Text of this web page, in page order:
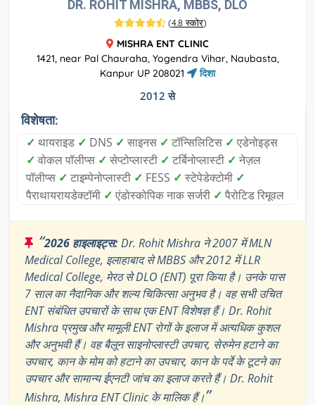
DR. ROHIT MISHRA, MBBS, DLO
(4.8 स्कोर)
MISHRA ENT CLINIC
1421, near Pal Chauraha, Yogendra Vihar, Naubasta,
Kanpur UP 208021
दिशा
2012 से
विशेषता:
✓ थायराइड ✓ DNS ✓ साइनस ✓ टॉन्सिलिटिस ✓ एडेनोइड्स
✓ वोकल पॉलीप्स ✓ सेप्टोप्लास्टी ✓ टर्बिनोप्लास्टी ✓ नेज़ल
पॉलीप्स ✓ टाइम्पेनोप्लास्टी ✓ FESS ✓ स्टेपेडेक्टोमी ✓
पैराथायरायडेक्टॉमी ✓ एंडोस्कोपिक नाक सर्जरी ✓ पैरोटिड रिमूवल
“2026 हाइलाइट्स:Dr. Rohit Mishra ने 2007 में MLN
Medical College, इलाहाबाद से MBBS और 2012 में LLR
Medical College, मेरठ से DLO (ENT) पूरा किया है। उनके पास
7 साल का नैदानिक और शल्य चिकित्सा अनुभव है। वह सभी उचित
ENT संबंधित उपचारों के साथ एक ENT विशेषज्ञ हैं। Dr. Rohit
Mishra प्रमुख और मामूली ENT रोगों के इलाज में अत्यधिक कुशल
और अनुभवी हैं। वह बैलून साइनोप्लास्टी उपचार, सेरुमेन हटाने का
उपचार, कान के मोम को हटाने का उपचार, कान के पर्दे के टूटने का
उपचार और सामान्य ईएनटी जांच का इलाज करते हैं। Dr. Rohit
Mishra, Mishra ENT Clinic के मालिक हैं।”